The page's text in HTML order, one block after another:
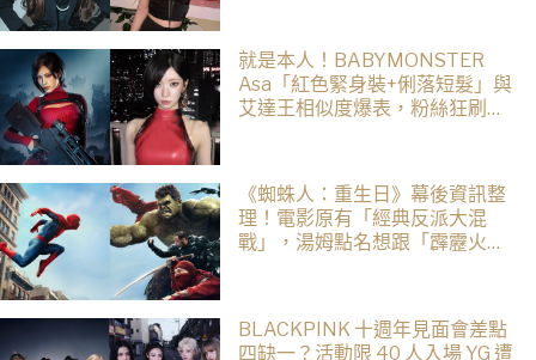
就是本人！BABYMONSTER
Asa「紅色緊身裝+俐落短髮」與
艾達王相似度爆表，粉絲狂刷
《蜘蛛人：重生日》幕後資訊整
理！電影原有「經典反派大混
戰」，湯姆點名想跟「霹靂火」
BLACKPINK 十週年見面會差點
四缺一？活動限 40 人入場 YG 遭